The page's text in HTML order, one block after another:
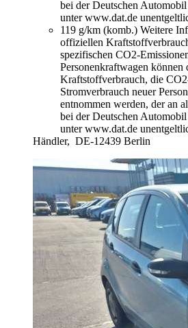
bei der Deutschen
unter www.dat.de
119 g/km (komb.) Weitere
offiziellen
spezifischen CO2-
Personenkraftwagen
Kraftstoffverbrauch, die
Stromverbrauch neuer
entnommen werden, der an
bei der Deutschen
unter www.dat.de
Händler, DE-12439 Berlin